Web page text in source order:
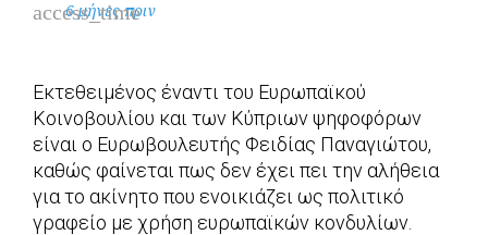
access_time
6 μήνες πριν
Εκτεθειμένος έναντι του Ευρωπαϊκού
Κοινοβουλίου και των Κύπριων ψηφοφόρων
είναι ο Ευρωβουλευτής Φειδίας Παναγιώτου,
καθώς φαίνεται πως δεν έχει πει την αλήθεια
για το ακίνητο που ενοικιάζει ως πολιτικό
γραφείο με χρήση ευρωπαϊκών κονδυλίων.